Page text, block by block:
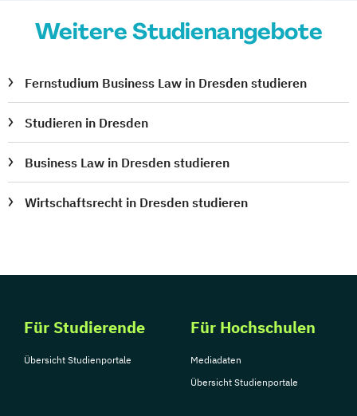
Weitere Studienangebote
Fernstudium Business Law in Dresden studieren
Studieren in Dresden
Business Law in Dresden studieren
Wirtschaftsrecht in Dresden studieren
Für Studierende
Übersicht Studienportale
Für Hochschulen
Mediadaten
Übersicht Studienportale